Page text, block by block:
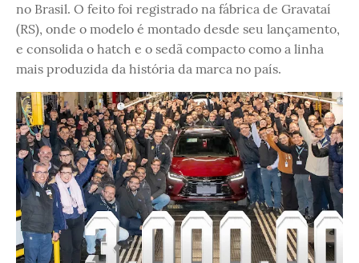
no Brasil. O feito foi registrado na fábrica de Gravataí
(RS), onde o modelo é montado desde seu lançamento,
e consolida o hatch e o sedã compacto como a linha
mais produzida da história da marca no país.